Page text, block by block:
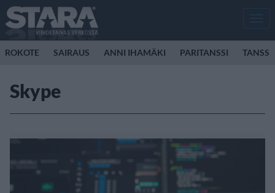
ROKOTE SAIRAUS ANNI IHAMÄKI PARITANSSI TANSSI
Skype